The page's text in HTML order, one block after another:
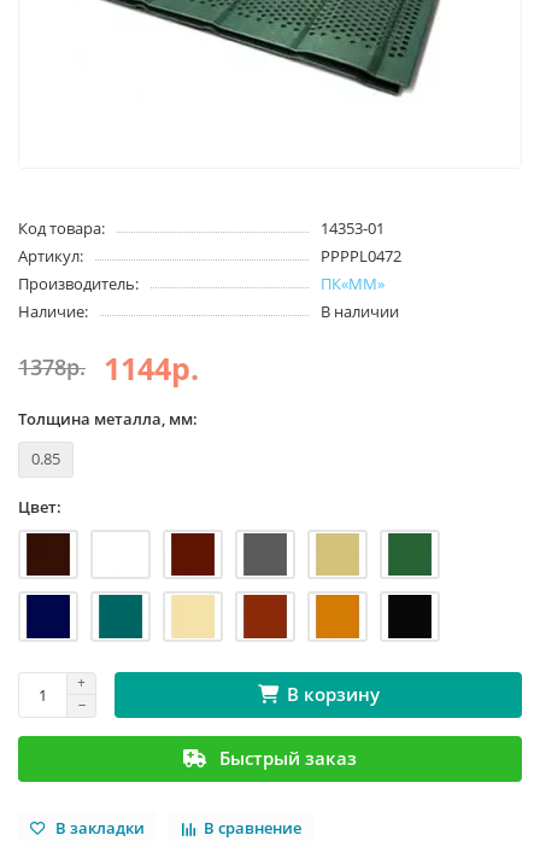
Код товара:
14353-01
Артикул:
PPPPL0472
Производитель:
ПК«ММ»
Наличие:
В наличии
1378р. 1144р.
Толщина металла, мм:
0.85
Цвет:
В корзину
Быстрый заказ
В закладки В сравнение